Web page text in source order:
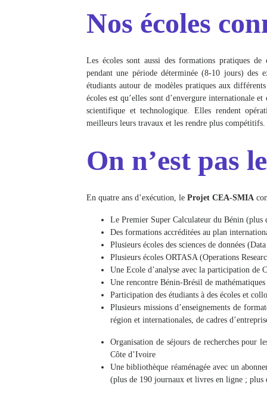
Nos écoles
Les écoles sont aussi des formations pratiques
pendant une période déterminée (8-10 jours) des
étudiants autour de modèles pratiques aux
écoles est qu’elles sont d’envergure internationale
scientifique et technologique. Elles rendent
meilleurs leurs travaux et les rendre plus compétitifs.
On n’est pas
En quatre ans d’exécution, le Projet CEA-SMIA
Le Premier Super Calculateur du Bénin (plus
Des formations accréditées au plan
Plusieurs écoles des sciences de données
Plusieurs écoles ORTASA (Operations
Une Ecole d’analyse avec la participation
Une rencontre Bénin-Brésil de
Participation des étudiants à des écoles et
Plusieurs missions d’enseignements de
région et internationales, de cadres
Organisation de séjours de recherches pour
Côte d’Ivoire
Une bibliothèque réaménagée avec un
(plus de 190 journaux et livres en ligne ; plus